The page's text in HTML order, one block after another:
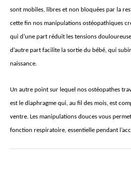
sont mobiles, libres et non bloquées par la
cette fin nos manipulations ostéopathiques
qui d’une part réduit les tensions
d’autre part facilite la sortie du bébé, qui
naissance.
Un autre point sur lequel nos ostéopathes
est le diaphragme qui, au fil des mois, est
ventre. Les manipulations douces vous
fonction respiratoire, essentielle pendant